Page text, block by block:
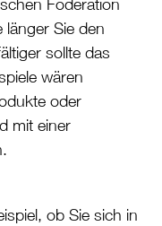
Föderation
länger Sie den
sollte das
wären
oder
mit einer
ob Sie sich in